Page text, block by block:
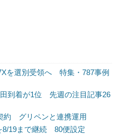
を選別受領へ 特集・787事例
到着が1位 先週の注目記事26
約 グリペンと連携運用
8/19まで継続 80便設定